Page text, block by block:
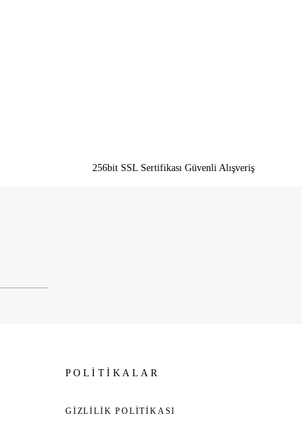
256bit SSL Sertifikası Güvenli Alışveriş
POLİTİKALAR
GİZLİLİK POLİTİKASI